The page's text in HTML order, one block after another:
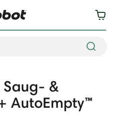
Saug- &
AutoEmpty™